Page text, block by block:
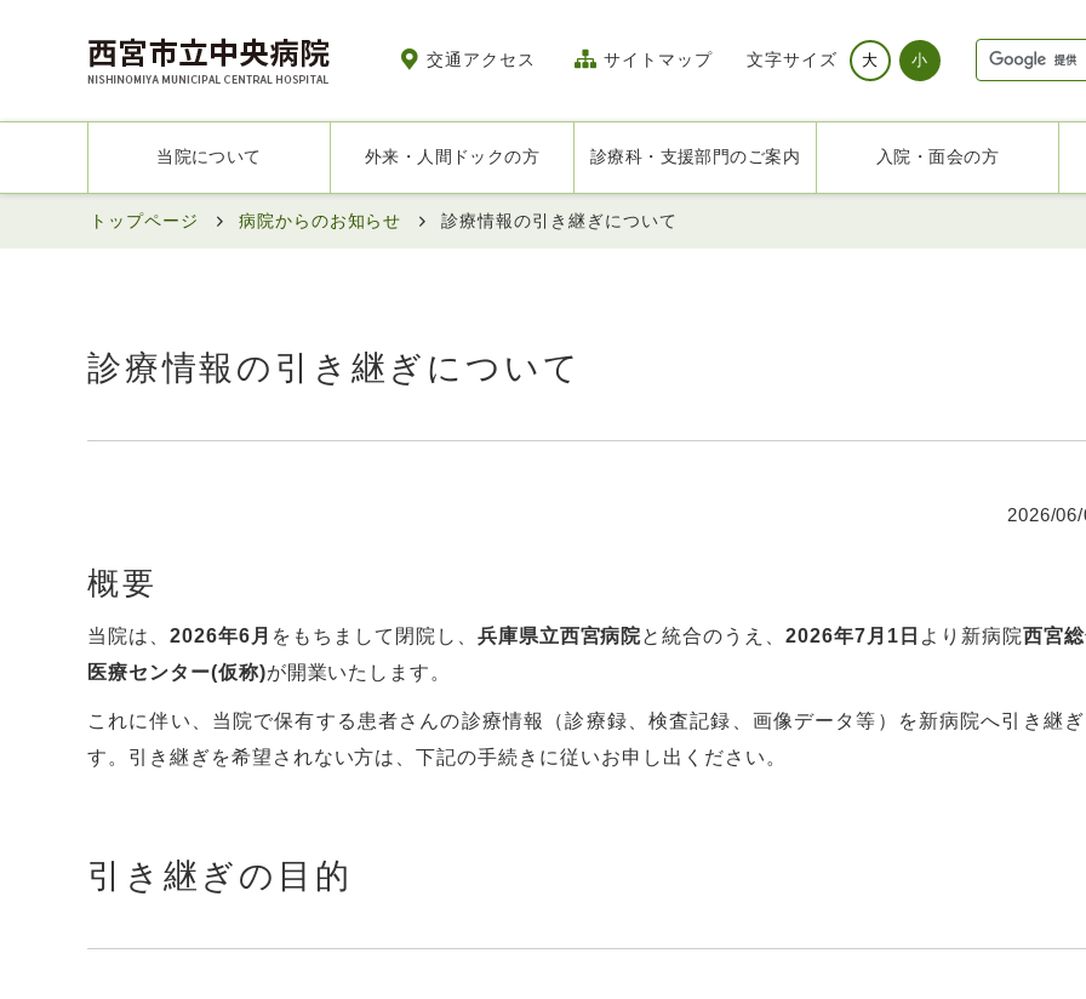
交通アクセス サイトマップ 文字サイズ 大 小
当院について 外来・人間ドックの方 診療科・支援部門のご案内 入院・面会の方
トップページ 病院からのお知らせ 診療情報の引き継ぎについて
診療情報の引き継ぎについて
2026/
概要
当院は、 2026年6月 をもちまして閉院し、 兵庫県立西宮病院と統合のうえ、2026年7月1日 より新病院西宮
医療センター(仮称)が開業いたします。
これに伴い、当院で保有する患者さんの診療情報（診療録、検査記録、画像データ等）を新病院へ引き継
す。引き継ぎを希望されない方は、下記の手続きに従いお申し出ください。
引き継ぎの目的